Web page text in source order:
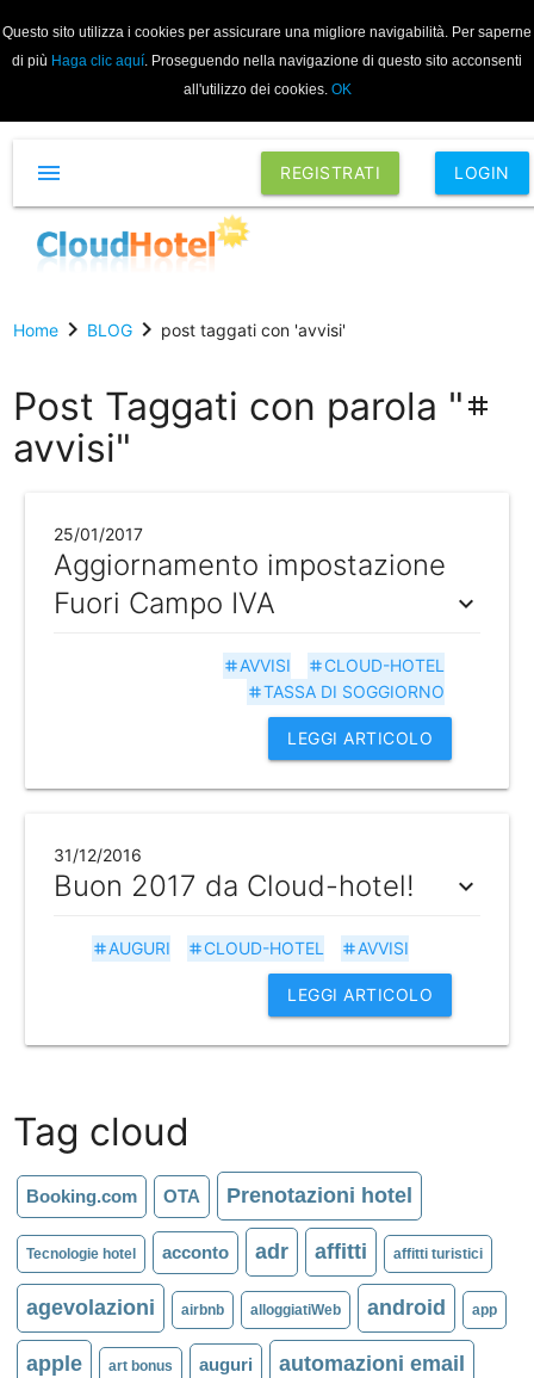
Questo sito utilizza i cookies per assicurare una migliore navigabilità. Per saperne
di più Haga clic aquí. Proseguendo nella navigazione di questo sito acconsenti
all'utilizzo dei cookies. OK
REGISTRATI LOGIN
menu
Homechevron_right BLOGchevron_right post taggati con 'avvisi'
Post Taggati con parola " tag
avvisi"
25/01/2017
Aggiornamento impostazione
Fuori Campo IVA
expand_more
tag CLOUD-HOTEL
tag AVVISI
tagTASSA DI SOGGIORNO
LEGGI ARTICOLO
31/12/2016
Buon 2017 da Cloud-hotel! expand_more
tag AVVISI
tag CLOUD-HOTEL
tag AUGURI
LEGGI ARTICOLO
Tag cloud
Booking.com OTA Prenotazioni hotel
Tecnologie hotel acconto adr affitti affitti turistici
agevolazioni airbnb alloggiatiWeb android app
apple art bonus auguri automazioni email